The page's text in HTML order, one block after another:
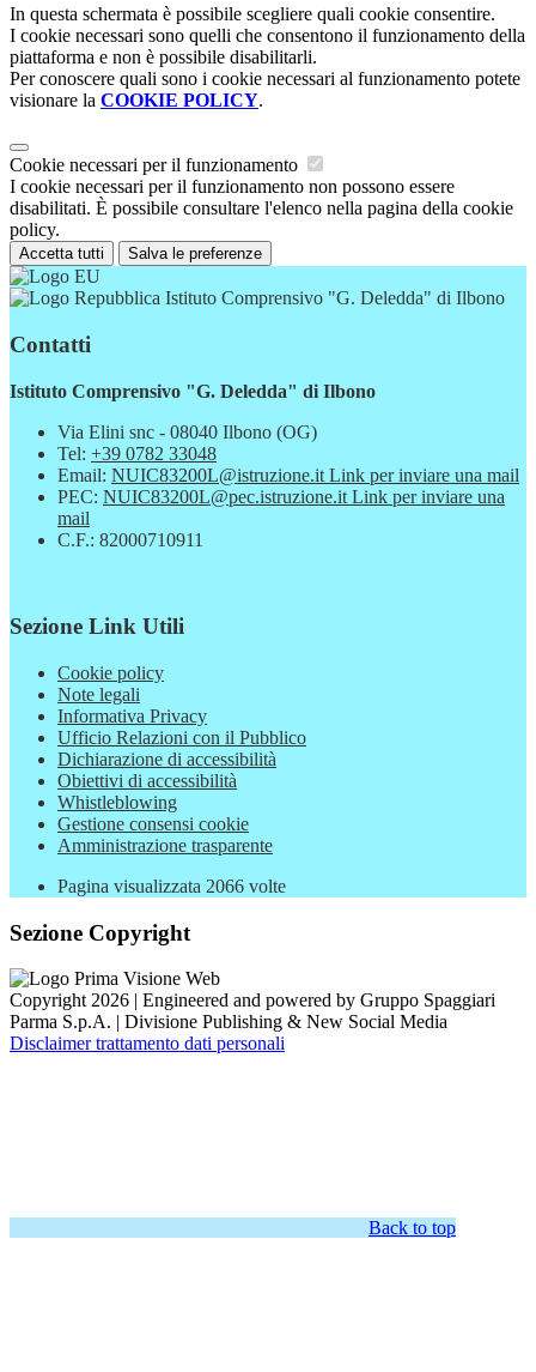
In questa schermata è possibile scegliere quali cookie consentire.
I cookie necessari sono quelli che consentono il funzionamento della
piattaforma e non è possibile disabilitarli.
Per conoscere quali sono i cookie necessari al funzionamento potete
visionare la COOKIE POLICY.
Cookie necessari per il funzionamento
I cookie necessari per il funzionamento non possono essere
disabilitati. È possibile consultare l'elenco nella pagina della cookie
policy.
Accetta tutti Salva le preferenze
Istituto Comprensivo "G. Deledda" di Ilbono
Contatti
Istituto Comprensivo "G. Deledda" di Ilbono
Via Elini snc - 08040 Ilbono (OG)
Tel: +39 0782 33048
Email: NUIC83200L@istruzione.it Link per inviare una mail
PEC: NUIC83200L@pec.istruzione.it Link per inviare una
mail
C.F.: 82000710911
Sezione Link Utili
Cookie policy
Note legali
Informativa Privacy
Ufficio Relazioni con il Pubblico
Dichiarazione di accessibilità
Obiettivi di accessibilità
Whistleblowing
Gestione consensi cookie
Amministrazione trasparente
Pagina visualizzata 2066 volte
Sezione Copyright
Copyright 2026 | Engineered and powered by Gruppo Spaggiari
Parma S.p.A. | Divisione Publishing & New Social Media
Disclaimer trattamento dati personali
Back to top